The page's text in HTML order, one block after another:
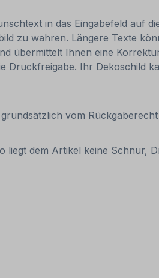
in das Eingabefeld auf
zu wahren. Längere Texte
übermittelt Ihnen eine
Druckfreigabe. Ihr Dekoschild
vom
liegt dem Artikel keine Schnur,